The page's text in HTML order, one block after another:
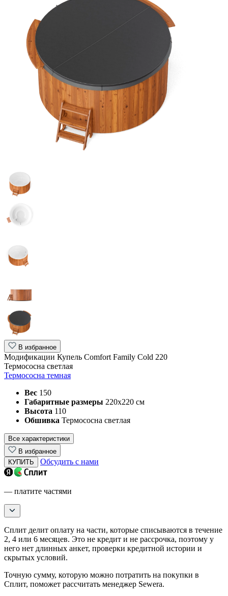
В избранное
Модификации Купель Comfort Family Cold 220
Термососна светлая
Термососна темная
Вес 150
Габаритные размеры 220х220 см
Высота 110
Обшивка Термососна светлая
Все характеристики
В избранное
КУПИТЬ
Обсудить с нами
— платите частями
Сплит делит оплату на части, которые списываются в течение
2, 4 или 6 месяцев. Это не кредит и не рассрочка, поэтому у
него нет длинных анкет, проверки кредитной истории и
скрытых условий.
Точную сумму, которую можно потратить на покупки в
Сплит, поможет рассчитать менеджер Sewera.